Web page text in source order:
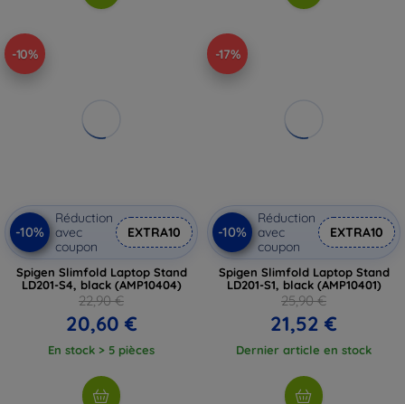
-10%
-10%
Réduction
avec
coupon
EXTRA10
Spigen Slimfold Laptop Stand
LD201-S4, black (AMP10404)
22,90 €
20,60 €
En stock > 5 pièces
-17%
-10%
Réduction
avec
coupon
EXTRA10
Spigen Slimfold Laptop Stand
LD201-S1, black (AMP10401)
25,90 €
21,52 €
Dernier article en stock